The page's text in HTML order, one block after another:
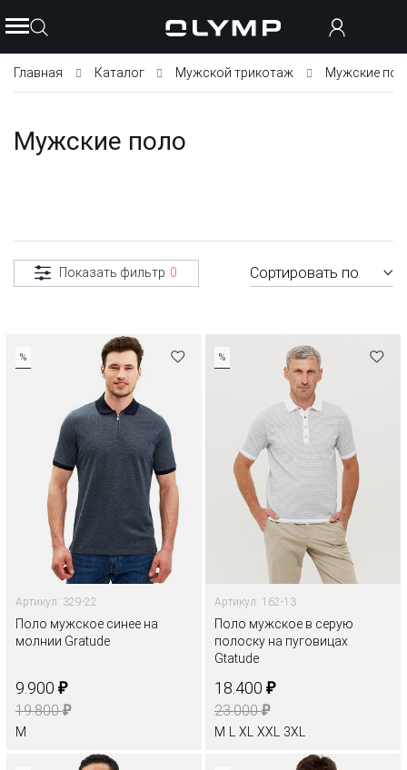
Главная Каталог Мужской трикотаж Мужские
Мужские поло
Показать фильтр 0 Сортировать по
%
Артикул: 329-22
Поло мужское синее на
молнии Gratude
9.900 ₽
19.800₽
M
%
Артикул: 162-13
Поло мужское в серую
полоску на пуговицах
Gtatude
18.400 ₽
23.000₽
M XL XXL 3XL